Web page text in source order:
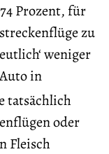
Prozent, für
zu
weniger
in
tatsächlich
oder
Fleisch